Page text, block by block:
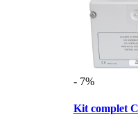
- 7%
Kit complet